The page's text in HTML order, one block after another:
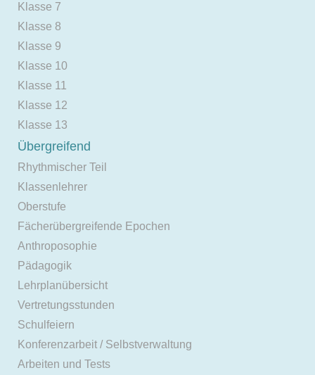
Klasse 7
Klasse 8
Klasse 9
Klasse 10
Klasse 11
Klasse 12
Klasse 13
Übergreifend
Rhythmischer Teil
Klassenlehrer
Oberstufe
Fächerübergreifende Epochen
Anthroposophie
Pädagogik
Lehrplanübersicht
Vertretungsstunden
Schulfeiern
Konferenzarbeit / Selbstverwaltung
Arbeiten und Tests